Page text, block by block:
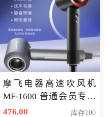
摩飞电器高速吹风机
MF-1600 普通会员专享
价298元
476.00 库存100